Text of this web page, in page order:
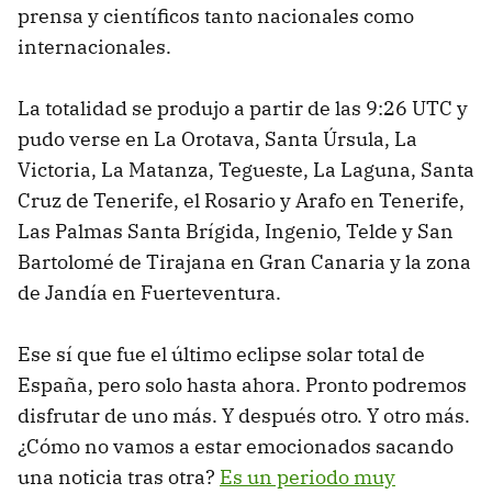
prensa y científicos tanto nacionales como
internacionales.
La totalidad se produjo a partir de las 9:26 UTC y
pudo verse en La Orotava, Santa Úrsula, La
Victoria, La Matanza, Tegueste, La Laguna, Santa
Cruz de Tenerife, el Rosario y Arafo en Tenerife,
Las Palmas Santa Brígida, Ingenio, Telde y San
Bartolomé de Tirajana en Gran Canaria y la zona
de Jandía en Fuerteventura.
Ese sí que fue el último eclipse solar total de
España, pero solo hasta ahora. Pronto podremos
disfrutar de uno más. Y después otro. Y otro más.
¿Cómo no vamos a estar emocionados sacando
una noticia tras otra? Es un periodo muy